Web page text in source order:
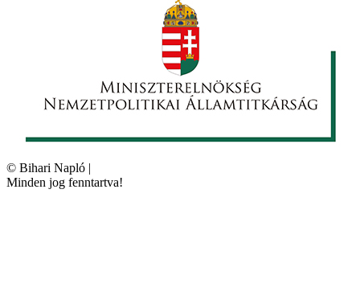
© Bihari Napló |
Minden jog fenntartva!